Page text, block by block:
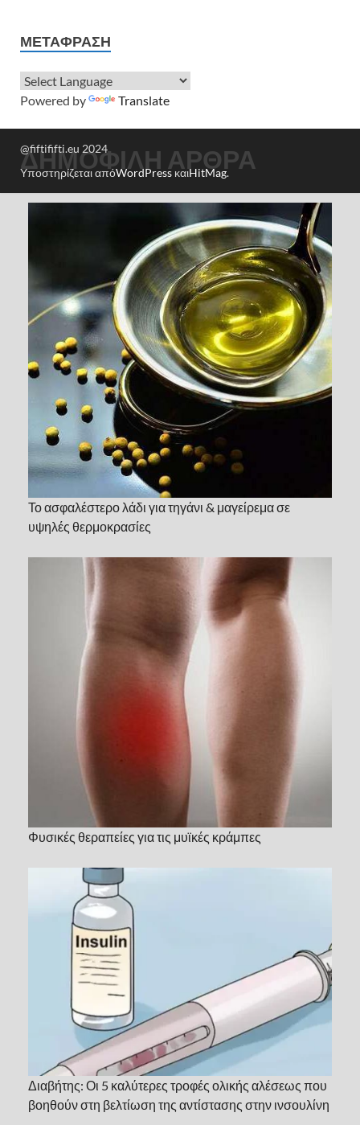
ΜΕΤΆΦΡΑΣΗ
Powered by Translate
ΔΗΜΟΦΙΛΗ ΑΡΘΡΑ
Το ασφαλέστερο λάδι για τηγάνι & μαγείρεμα σε
υψηλές θερμοκρασίες
Φυσικές θεραπείες για τις μυϊκές κράμπες
Διαβήτης: Οι 5 καλύτερες τροφές ολικής αλέσεως που
βοηθούν στη βελτίωση της αντίστασης στην ινσουλίνη
@fiftififti.eu 2024
Υποστηρίζεται απόWordPress καιHitMag.